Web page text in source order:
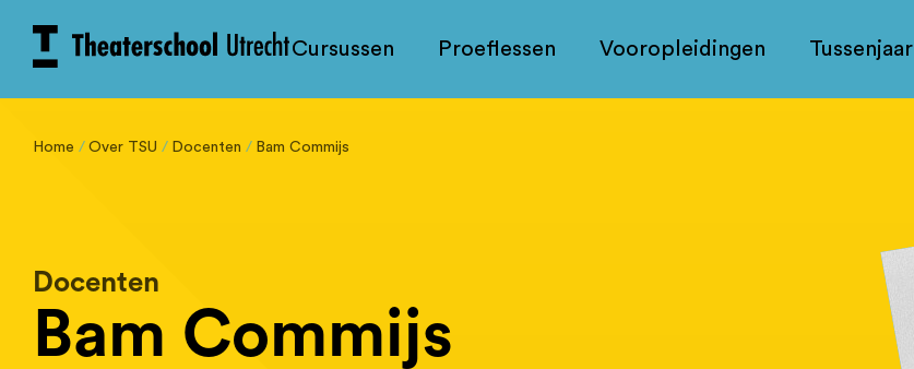
Cursussen Proeflessen Vooropleidingen Tussenjaar
Home Over TSU Docenten Bam Commijs
Docenten
Bam Commijs